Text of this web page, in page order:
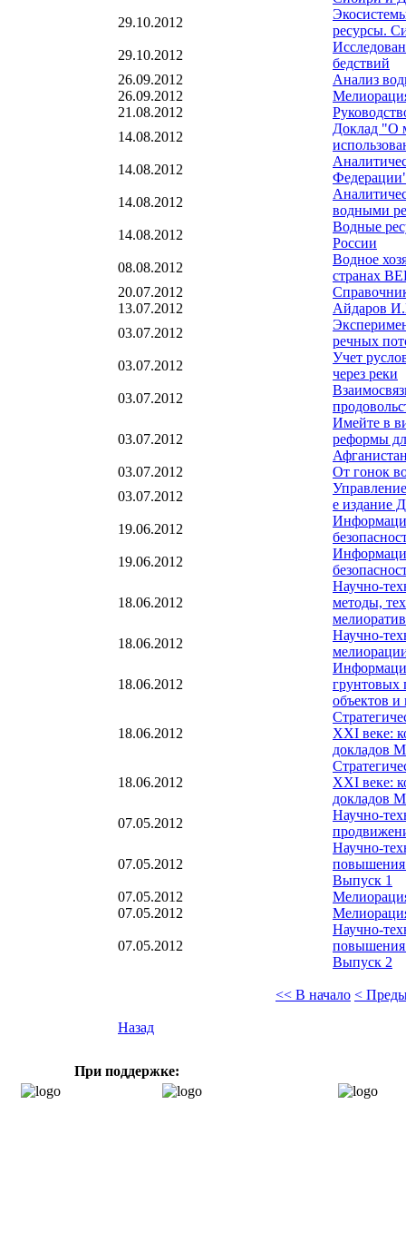
29.10.2012
ресурсы.
29.10.2012
бедствий
26.09.2012
Анализ
26.09.2012
21.08.2012
14.08.2012
Доклад "О
14.08.2012
14.08.2012
водными
14.08.2012
Водные
России
08.08.2012
Водное
странах
20.07.2012
13.07.2012
Айдаров
03.07.2012
речных
03.07.2012
Учет
через реки
03.07.2012
03.07.2012
Имейте в
реформы
03.07.2012
От гонок
03.07.2012
e издание
19.06.2012
19.06.2012
18.06.2012
Научно-
методы,
18.06.2012
Научно-
18.06.2012
грунтовых
объектов
18.06.2012
XXI веке:
докладов
18.06.2012
XXI веке:
докладов
07.05.2012
Научно-
07.05.2012
Научно-
повышения
Выпуск 1
07.05.2012
07.05.2012
07.05.2012
Научно-
повышения
Выпуск 2
<< В начало <
Назад
При поддержке: